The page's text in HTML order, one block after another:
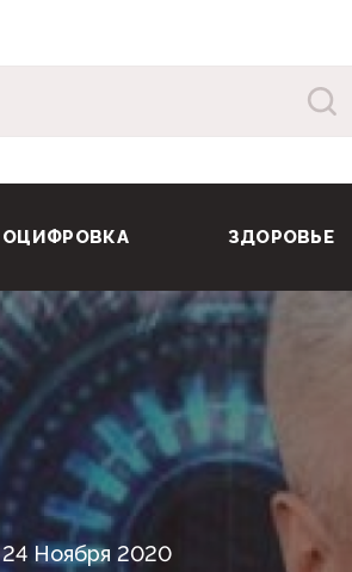
ОЦИФРОВКА ЗДОРОВЬЕ
24 Ноября 2020